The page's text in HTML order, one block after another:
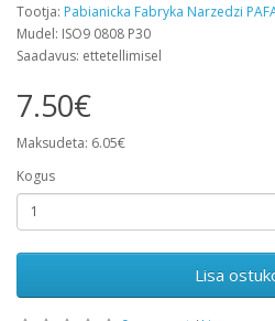
Tootja: Pabianicka Fabryka Narzedzi
Mudel: ISO9 0808 P30
Saadavus: ettetellimisel
7.50€
Maksudeta: 6.05€
Kogus
Lisa